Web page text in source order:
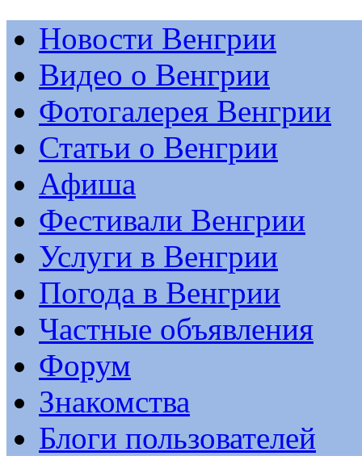
Новости Венгрии
Видео о Венгрии
Фотогалерея Венгрии
Статьи о Венгрии
Афиша
Фестивали Венгрии
Услуги в Венгрии
Погода в Венгрии
Частные объявления
Форум
Знакомства
Блоги пользователей